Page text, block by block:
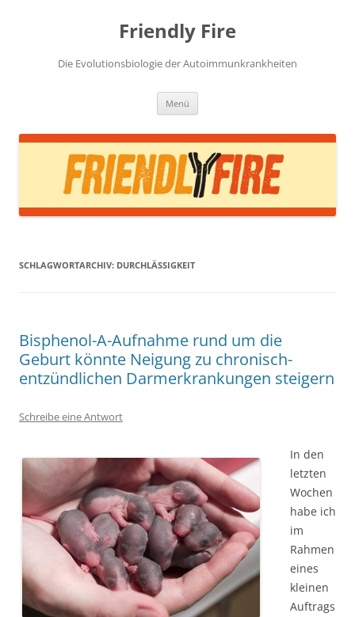
Friendly Fire
Die Evolutionsbiologie der Autoimmunkrankheiten
Menü
SCHLAGWORTARCHIV: DURCHLÄSSIGKEIT
Bisphenol-A-Aufnahme rund um die
Geburt könnte Neigung zu chronisch-
entzündlichen Darmerkrankungen steigern
Schreibe eine Antwort
In den
letzten
Wochen
habe ich
im
Rahmen
eines
kleinen
Auftrags